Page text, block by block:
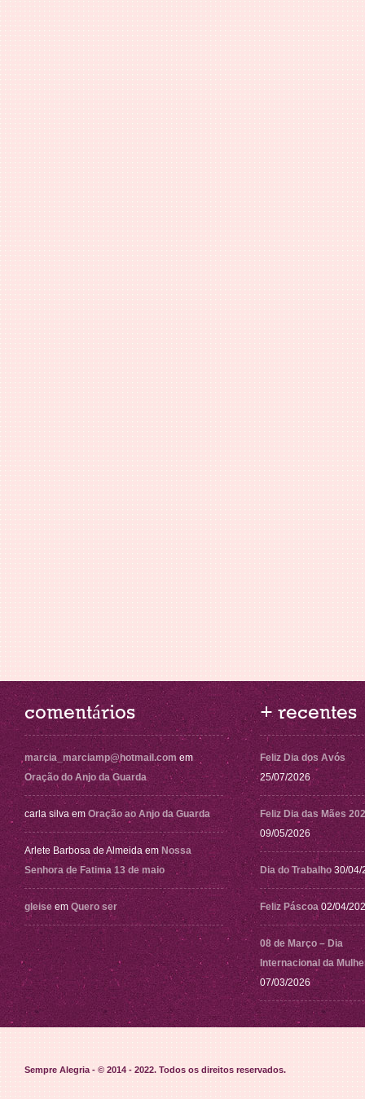
comentários
marcia_marciamp@hotmail.com em
Oração do Anjo da Guarda
carla silva em Oração ao Anjo da Guarda
Arlete Barbosa de Almeida em Nossa
Senhora de Fatima 13 de maio
gleise em Quero ser
+ recentes
Feliz Dia dos Avós
25/07/2026
Feliz Dia das Mães
09/05/2026
Dia do Trabalho 30/04/
Feliz Páscoa 02/04/
08 de Março – Dia
Internacional da
07/03/2026
Sempre Alegria - © 2014 - 2022. Todos os direitos reservados.